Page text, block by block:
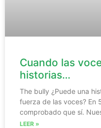
Cuando las
historias…
The bully ¿Puede una
fuerza de las voces? En
comprobado que sí.
LEER »